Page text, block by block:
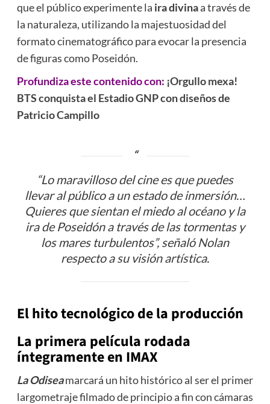
que el público experimente la ira divinaa través de
la naturaleza, utilizando la majestuosidad del
formato cinematográfico para evocar la presencia
de figuras como Poseidón.
Profundiza este contenido con: ¡Orgullo mexa!
BTS conquista el Estadio GNP con diseños de
Patricio Campillo
“Lo maravilloso del cine es que puedes
llevar al público a un estado de inmersión…
Quieres que sientan el miedo al océano y la
ira de Poseidón a través de las tormentas y
los mares turbulentos”, señaló Nolan
respecto a su visión artística.
El hito tecnológico de la producción
La primera película rodada
íntegramente en IMAX
La Odiseamarcará un hito histórico al ser el primer
largometraje filmado de principio a fin con cámaras